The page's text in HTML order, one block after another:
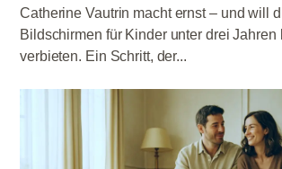
Catherine Vautrin macht ernst – und will
Bildschirmen für Kinder unter drei Jahren
verbieten. Ein Schritt, der...